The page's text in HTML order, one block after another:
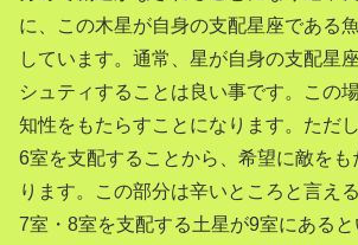
に、この木星が自身の支配星座である
しています。通常、星が自身の支配星
シュティすることは良い事です。この
知性をもたらすことになります。ただ
6室を支配することから、希望に敵をも
ります。この部分は辛いところと言え
7室・8室を支配する土星が9室にある